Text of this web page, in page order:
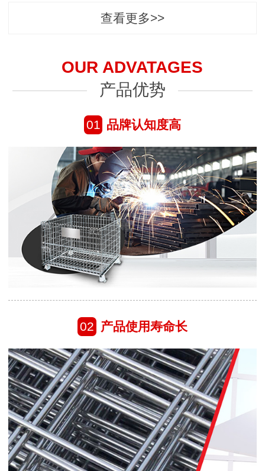
查看更多>>
OUR ADVATAGES
产品优势
01 品牌认知度高
02 产品使用寿命长